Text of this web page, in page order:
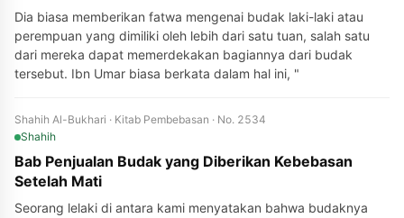
Dia biasa memberikan fatwa mengenai budak laki-laki atau
perempuan yang dimiliki oleh lebih dari satu tuan, salah satu
dari mereka dapat memerdekakan bagiannya dari budak
tersebut. Ibn Umar biasa berkata dalam hal ini, "
Shahih Al-Bukhari · Kitab Pembebasan · No. 2534
Shahih
Bab Penjualan Budak yang Diberikan Kebebasan
Setelah Mati
Seorang lelaki di antara kami menyatakan bahwa budaknya